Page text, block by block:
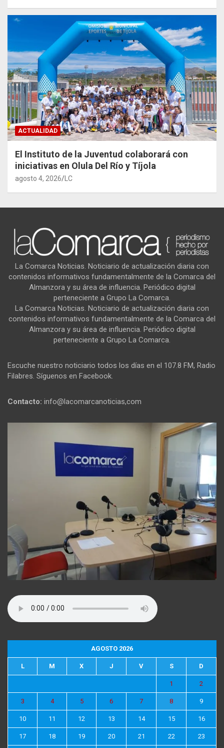
ACTUALIDAD
El Instituto de la Juventud colaborará con
iniciativas en Olula Del Río y Tíjola
agosto 4, 2026 LC
La Comarca Noticias. Noticiario de actualización diaria con
contenidos informativos fundamentalmente de la Comarca del
Almanzora y su área de influencia. Periódico digital
perteneciente a Grupo La Comarca.
La Comarca Noticias. Noticiario de actualización diaria con
contenidos informativos fundamentalmente de la Comarca del
Almanzora y su área de influencia. Periódico digital
perteneciente a Grupo La Comarca.
Escuche nuestro noticiario todos los días en el 107.8 FM, Radio
Filabres. Síguenos en Facebook.
Contacto: info@lacomarcanoticias,com
AGOSTO 2026
L M X J V S D
1 2
3 4 5 6 7 8 9
10 11 12 13 14 15 16
17 18 19 20 21 22 23